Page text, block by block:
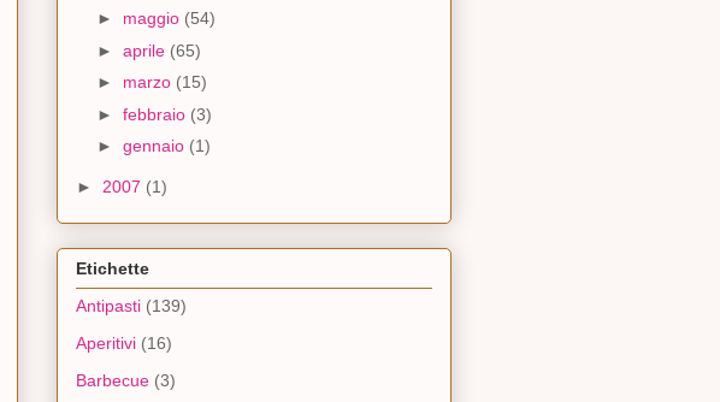
► maggio (54)
► aprile (65)
► marzo (15)
► febbraio (3)
► gennaio (1)
► 2007 (1)
Etichette
Antipasti (139)
Aperitivi (16)
Barbecue (3)